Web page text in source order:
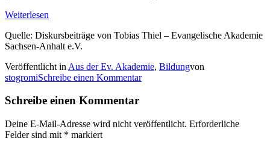
Weiterlesen
Quelle: Diskursbeiträge von Tobias Thiel – Evangelische Akademie
Sachsen-Anhalt e.V.
Veröffentlicht in Aus der Ev. Akademie, Bildungvon
stogromiSchreibe einen Kommentar
Schreibe einen Kommentar
Deine E-Mail-Adresse wird nicht veröffentlicht. Erforderliche
Felder sind mit * markiert